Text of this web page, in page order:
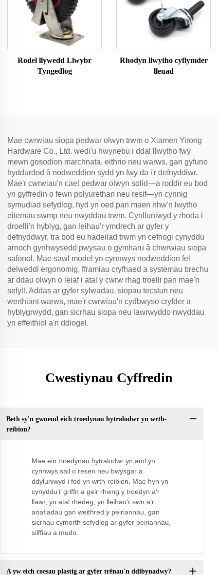
Rodel llywedd Llwybr
Tyngedlog
Rhodyn llwytho cyflymder
lleuad
Mae cwrwiau siopa pedwar olwyn trwm o Xiamen Yirong
Hardware Co., Ltd. wedi'u hwynebu i ddal llwytho fwy
mewn gosodion marchnata, eithrio neu warws, gan gyfuno
hyddurdod â nodweddion sydd yn fwy da i'r defnyddiwr.
Mae'r cwrwiau'n cael pedwar olwyn solid—a roddir eu bod
yn gyffredin o fewn polyurethan neu resif—yn cynnig
symudiad sefydlog, hyd yn oed pan maen nhw'n lwytho
eitemau swmp neu nwyddau trwm. Cynlluniwyd y rhoda i
droelli'n hyblyg, gan leihau'r ymdrech ar gyfer y
defnyddwyr, tra bod eu hadeilad trwm yn cefnogi cynyddu
arnoch gynhwysedd pwysau o gymharu â chwrwiau siopa
safonol. Mae sawl model yn cynnwys nodweddion fel
delweddi ergonomig, fframiau cryfhaed a systemau brechu
ar ddau olwyn o leiaf i atal y cwrw rhag troelli pan mae'n
sefyll. Addas ar gyfer sylwadau, siopau tecstun neu
werthiant warws, mae'r cwrwiau'n cydbwyso cryfder a
hyblygrwydd, gan sicrhau siopa neu lawrwyddo nwyddau
yn effeithiol a'n ddiogel.
Cwestiynau Cyffredin
Beth sy'n gwneud eich troedynau hytralodwr yn wrth-
reibion?
Mae ein troedynau hytralodwr yn aml yn
cynnwys sail o resen neu bwysgar a
ddyluniwyd i fod yn wrth-reibion. Mae hyn yn
cynyddu'r griffn a geir rhwng y troedyn a'r
llawr, yn atal rhedeg, yn lleihau'r swn a'r
anafiadau gan weithred y peiriannau, gan
sicrhau cymorth sefydlog ar gyfer peiriannau,
silffiau a mudo.
A yw eich coesau plastig ar gyfer trênau'n ddibynadwy?